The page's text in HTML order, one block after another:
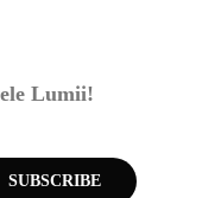
Lumii!